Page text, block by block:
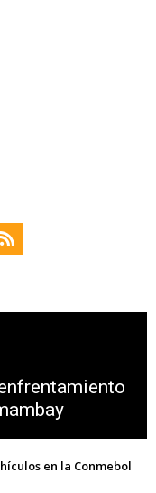
en la Conmebol